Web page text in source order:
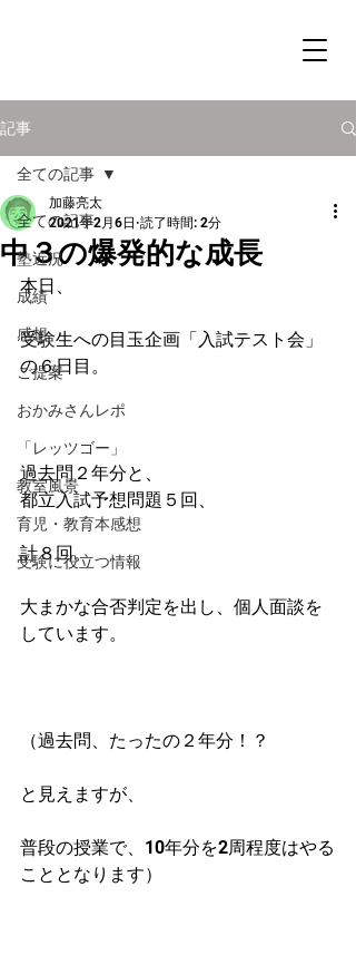
記事
全ての記事
塾近況
成績
感想
ご提案
おかみさんレポ
「レッツゴー」
教室風景
育児・教育本感想
受験に役立つ情報
全ての記事
中３の爆発的な成長
加藤亮太
2021年2月6日 読了時間: 2分
本日、
受験生への目玉企画「入試テスト会」
の６日目。
過去問２年分と、
都立入試予想問題５回、
計８回。
大まかな合否判定を出し、個人面談を
しています。
（過去問、たったの２年分！？
と見えますが、
普段の授業で、10年分を2周程度はやる
こととなります）